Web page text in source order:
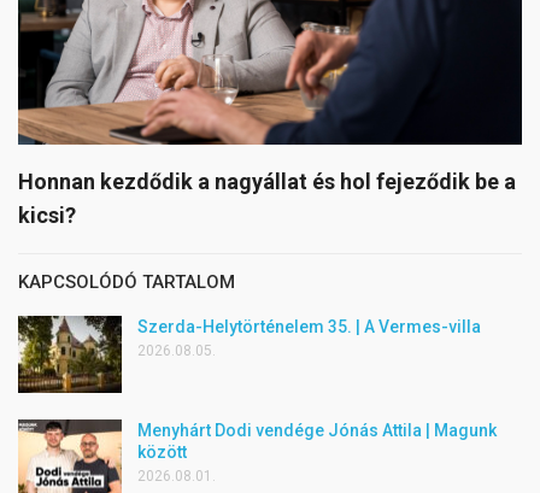
Honnan kezdődik a nagyállat és hol fejeződik be a
kicsi?
KAPCSOLÓDÓ TARTALOM
Szerda-Helytörténelem 35. | A Vermes-villa
2026.08.05.
Menyhárt Dodi vendége Jónás Attila | Magunk
között
2026.08.01.